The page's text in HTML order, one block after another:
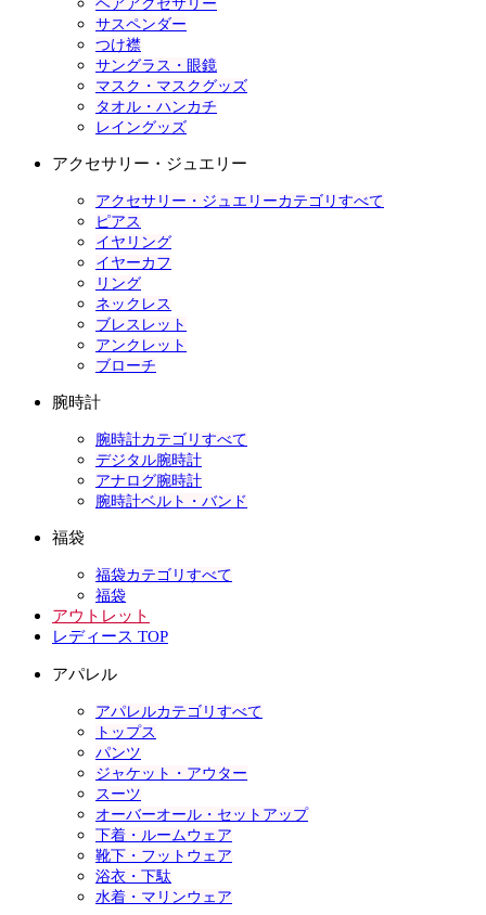
ヘアアクセサリー
サスペンダー
つけ襟
サングラス・眼鏡
マスク・マスクグッズ
タオル・ハンカチ
レイングッズ
アクセサリー・ジュエリー
アクセサリー・ジュエリーカテゴリすべて
ピアス
イヤリング
イヤーカフ
リング
ネックレス
ブレスレット
アンクレット
ブローチ
腕時計
腕時計カテゴリすべて
デジタル腕時計
アナログ腕時計
腕時計ベルト・バンド
福袋
福袋カテゴリすべて
福袋
アウトレット
レディース TOP
アパレル
アパレルカテゴリすべて
トップス
パンツ
ジャケット・アウター
スーツ
オーバーオール・セットアップ
下着・ルームウェア
靴下・フットウェア
浴衣・下駄
水着・マリンウェア